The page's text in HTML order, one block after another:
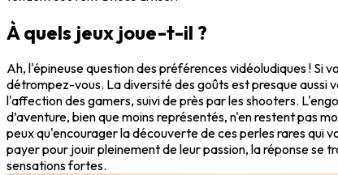
À quels jeux joue-t-il ?
Ah, l'épineuse question des préférences vidéoludiques ! Si
détrompez-vous. La diversité des goûts est presque aussi
l'affection des gamers, suivi de près par les shooters.
d’aventure, bien que moins représentés, n'en restent pas
peux qu'encourager la découverte de ces perles rares qui
payer pour jouir pleinement de leur passion, la réponse se
sensations fortes.